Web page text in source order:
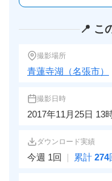
📍 こ
撮影場所
青蓮寺湖（名張市）
撮影日時
2017年11月25日 13
ダウンロード実績
今週 1回 | 累計 274